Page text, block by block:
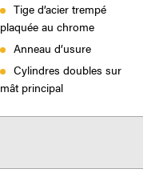
Tige d’acier trempé
plaquée au chrome
Anneau d’usure
Cylindres doubles sur
mât principal